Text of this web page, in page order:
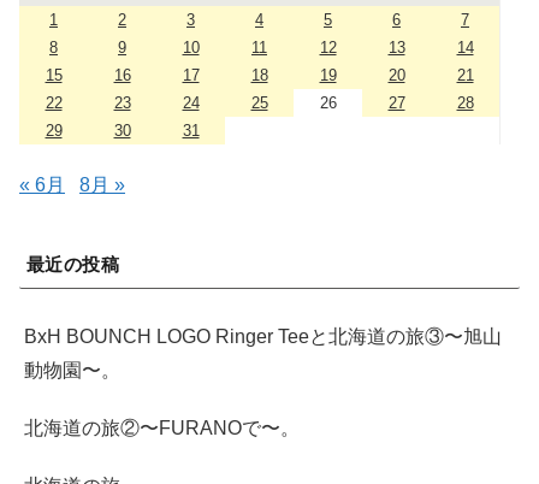
1
2 3 4 5 6
7
8
9 10 11 12 13
14
15
16 17 18 19 20
21
22
23 24 25 26 27
28
29
30 31
« 6月 8月 »
最近の投稿
BxH BOUNCH LOGO Ringer Teeと北海道の旅③〜旭山
動物園〜。
北海道の旅②〜FURANOで〜。